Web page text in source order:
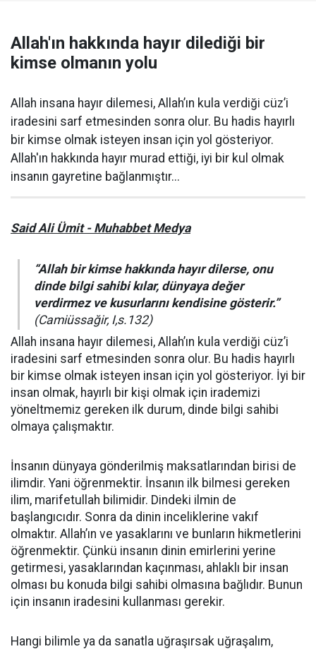
Allah'ın hakkında hayır dilediği bir
kimse olmanın yolu
Allah insana hayır dilemesi, Allah’ın kula verdiği cüz’i
iradesini sarf etmesinden sonra olur. Bu hadis hayırlı
bir kimse olmak isteyen insan için yol gösteriyor.
Allah'ın hakkında hayır murad ettiği, iyi bir kul olmak
insanın gayretine bağlanmıştır...
Said Ali Ümit - Muhabbet Medya
“Allah bir kimse hakkında hayır dilerse, onu
dinde bilgi sahibi kılar, dünyaya değer
verdirmez ve kusurlarını kendisine gösterir.”
(Camiüssağir, I,s.132)
Allah insana hayır dilemesi, Allah’ın kula verdiği cüz’i
iradesini sarf etmesinden sonra olur. Bu hadis hayırlı
bir kimse olmak isteyen insan için yol gösteriyor. İyi bir
insan olmak, hayırlı bir kişi olmak için irademizi
yöneltmemiz gereken ilk durum, dinde bilgi sahibi
olmaya çalışmaktır.
İnsanın dünyaya gönderilmiş maksatlarından birisi de
ilimdir. Yani öğrenmektir. İnsanın ilk bilmesi gereken
ilim, marifetullah bilimidir. Dindeki ilmin de
başlangıcıdır. Sonra da dinin inceliklerine vakıf
olmaktır. Allah’ın ve yasaklarını ve bunların hikmetlerini
öğrenmektir. Çünkü insanın dinin emirlerini yerine
getirmesi, yasaklarından kaçınması, ahlaklı bir insan
olması bu konuda bilgi sahibi olmasına bağlıdır. Bunun
için insanın iradesini kullanması gerekir.
Hangi bilimle ya da sanatla uğraşırsak uğraşalım,